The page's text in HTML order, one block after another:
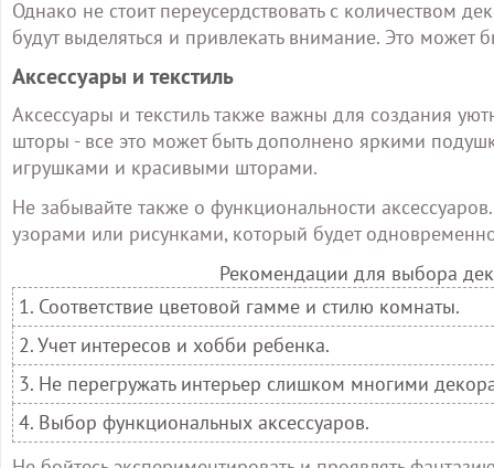
Однако не стоит переусердствовать с количеством
будут выделяться и привлекать внимание. Это
Аксессуары и текстиль
Аксессуары и текстиль также важны для создания
шторы - все это может быть дополнено яркими
игрушками и красивыми шторами.
Не забывайте также о функциональности
узорами или рисунками, который будет
Рекомендации для выбора
1. Соответствие цветовой гамме и стилю комнаты.
2. Учет интересов и хобби ребенка.
3. Не перегружать интерьер слишком многими
4. Выбор функциональных аксессуаров.